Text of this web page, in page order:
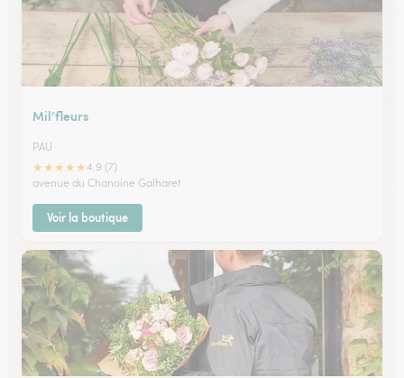
Mil’fleurs
PAU
★★★★★4.9 (7)
avenue du Chanoine Galharet
Voir la boutique